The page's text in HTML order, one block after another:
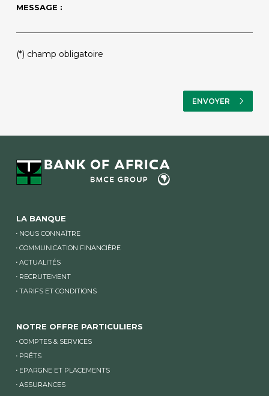
MESSAGE :
(*) champ obligatoire
LA BANQUE
NOUS CONNAÎTRE
COMMUNICATION FINANCIÈRE
ACTUALITÉS
RECRUTEMENT
TARIFS ET CONDITIONS
NOTRE OFFRE PARTICULIERS
COMPTES & SERVICES
PRÊTS
EPARGNE ET PLACEMENTS
ASSURANCES